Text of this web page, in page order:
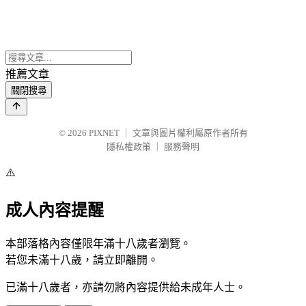
推薦文章
關閉搜尋
© 2026 PIXNET
文章與圖片權利屬原作者所有
隱私權政策
服務聲明
⚠️
成人內容提醒
本部落格內容僅限年滿十八歲者瀏覽。
若您未滿十八歲，請立即離開。
已滿十八歲者，亦請勿將內容提供給未成年人士。